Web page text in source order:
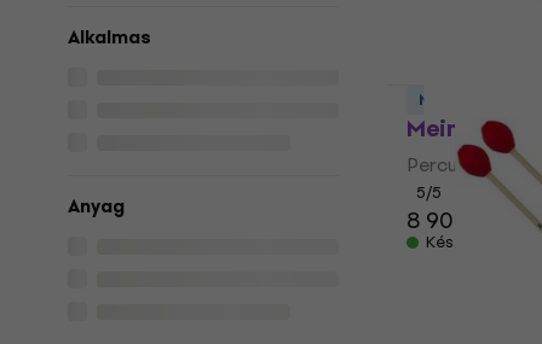
Alkalmas
Anyag
Meinl
Percussion ütő
5/5
8 900 Ft
Készleten
Mennyiségi